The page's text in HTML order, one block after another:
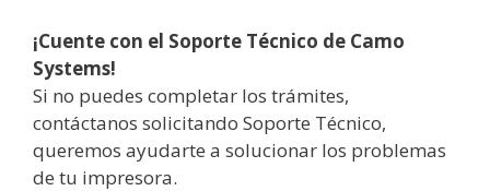
¡Cuente con el Soporte Técnico de Camo
Systems!
Si no puedes completar los trámites,
contáctanos solicitando Soporte Técnico,
queremos ayudarte a solucionar los problemas
de tu impresora.